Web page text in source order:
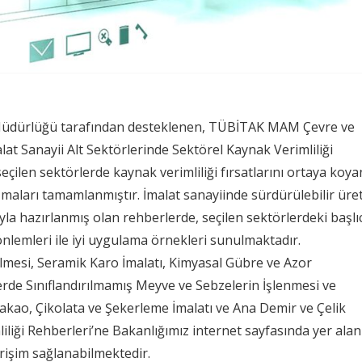
tarafından desteklenen, TÜBİTAK MAM Çevre ve
Sanayii Alt Sektörlerinde Sektörel Kaynak Verimliliği
sektörlerde kaynak verimliliği fırsatlarını ortaya
tamamlanmıştır. İmalat sanayiinde sürdürülebilir
hazırlanmış olan rehberlerde, seçilen sektörlerdeki
ile iyi uygulama örnekleri sunulmaktadır.
Seramik Karo İmalatı, Kimyasal Gübre ve Azor
Sınıflandırılmamış Meyve ve Sebzelerin İşlenmesi ve
Çikolata ve Şekerleme İmalatı ve Ana Demir ve Çelik
Rehberleri’ne Bakanlığımız internet sayfasında yer alan
sağlanabilmektedir.